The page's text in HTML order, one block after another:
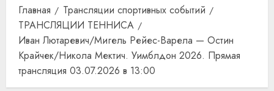
Главная
Трансляции спортивных событий
ТРАНСЛЯЦИИ ТЕННИСА
Иван Лютаревич/Мигель Рейес-Варела — Остин
Крайчек/Никола Мектич. Уимблдон 2026. Прямая
трансляция 03.07.2026 в 13:00